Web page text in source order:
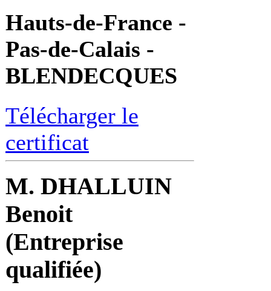
Hauts-de-France -
Pas-de-Calais -
BLENDECQUES
Télécharger le
certificat
M. DHALLUIN
Benoit
(Entreprise
qualifiée)